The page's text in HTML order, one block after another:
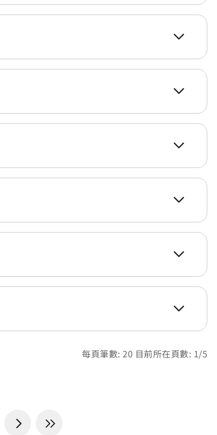
每頁筆數: 20 目前所在頁數: 1/5